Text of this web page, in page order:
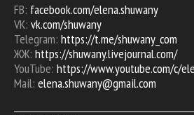
FB: facebook.com/elena.shuwany
VK: vk.com/shuwany
Telegram: https://t.me/shuwany_com
ЖЖ: https://shuwany.livejournal.com/
YouTube: https://www.youtube.com/c/
Mail: elena.shuwany@gmail.com